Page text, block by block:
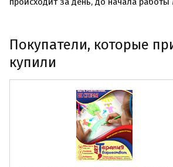
Покупатели, которые
купили